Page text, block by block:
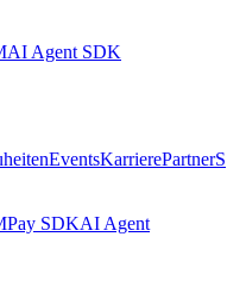
AI Agent SDK
EventsKarrierePartnerS
Pay SDKAI Agent